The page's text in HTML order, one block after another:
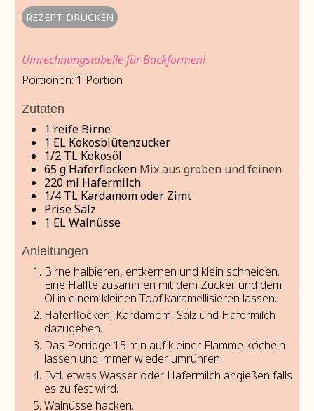
REZEPT DRUCKEN
Umrechnungstabelle für Backformen!
Portionen: 1 Portion
Zutaten
1 reife Birne
1 EL Kokosblütenzucker
1/2 TL Kokosöl
65g Haferflocken Mix aus groben und feinen
220 ml Hafermilch
1/4 TL Kardamom oder Zimt
Prise Salz
1 EL Walnüsse
Anleitungen
Birne halbieren, entkernen und klein schneiden.
Eine Hälfte zusammen mit dem Zucker und dem
Öl in einem kleinen Topf karamellisieren lassen.
Haferflocken, Kardamom, Salz und Hafermilch
dazugeben.
Das Porridge 15 min auf kleiner Flamme köcheln
lassen und immer wieder umrühren.
Evtl. etwas Wasser oder Hafermilch angießen falls
es zu fest wird.
Walnüsse hacken.